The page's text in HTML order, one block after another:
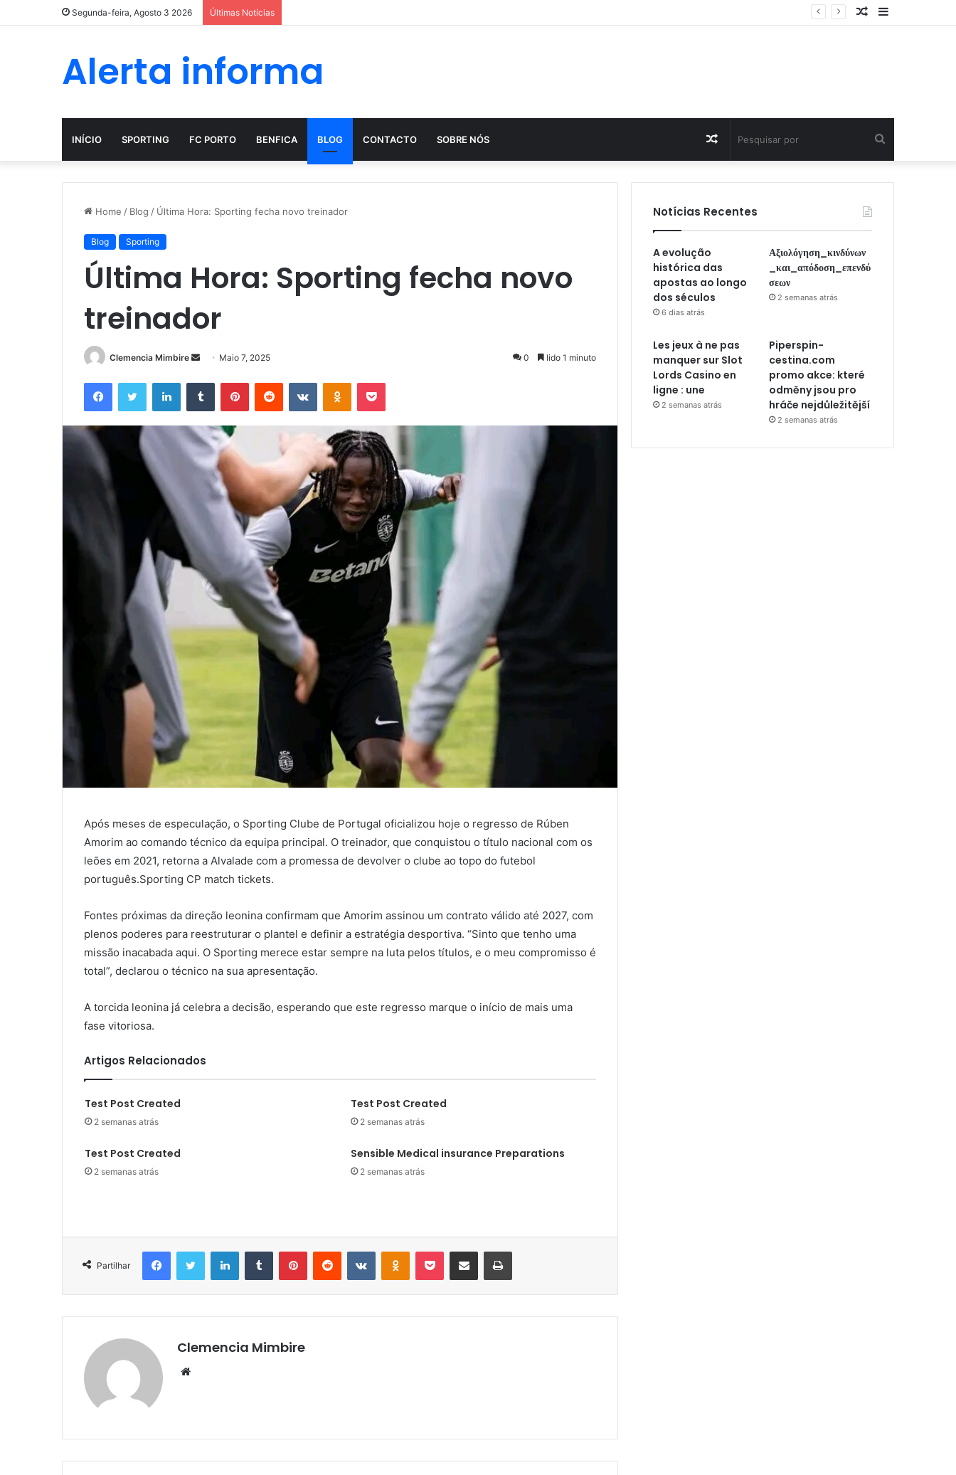
Segunda-feira, Agosto 3 2026 Últimas Notícias Sidebar
Artigo
Alerta informa
INÍCIO SPORTING FC PORTO BENFICA BLOG CONTACTO SOBRE NÓS
por
Artigo
Aleatório
Home / Blog / Última Hora: Sporting fecha novo treinador
Blog Sporting
Última Hora: Sporting fecha novo
treinador
Clemencia Mimbire
Send
email
Maio 7, 2025 0 lido 1 minuto
FacebookTwitter LinkedInTumblr PinterestReddit VKontakteOdnoklassniki
Pocket
Após meses de especulação, o Sporting Clube de Portugal oficializou hoje o regresso de Rúben
Amorim ao comando técnico da equipa principal. O treinador, que conquistou o título nacional com os
leões em 2021, retorna a Alvalade com a promessa de devolver o clube ao topo do futebol
português.Sporting CP match tickets.
Fontes próximas da direção leonina confirmam que Amorim assinou um contrato válido até 2027, com
plenos poderes para reestruturar o plantel e definir a estratégia desportiva. “Sinto que tenho uma
missão inacabada aqui. O Sporting merece estar sempre na luta pelos títulos, e o meu compromisso é
total”, declarou o técnico na sua apresentação.
A torcida leonina já celebra a decisão, esperando que este regresso marque o início de mais uma
fase vitoriosa.
Artigos Relacionados
Test Post Created
2 semanas atrás
Test Post Created
2 semanas atrás
Test Post Created
2 semanas atrás
Sensible Medical insurance Preparations
2 semanas atrás
Partilhar
FacebookTwitter LinkedInTumblr PinterestReddit VKontakteOdnoklassniki
Pocket Partilhar Via Email Imprimir
Clemencia Mimbire
Website
Notícias Recentes
A evolução
histórica das
apostas ao longo
dos séculos
6 dias atrás
Αξιολόγηση_κινδύνων
_και_απόδοση_επενδύ
σεων
2 semanas atrás
Les jeux à ne pas
manquer sur Slot
Lords Casino en
ligne : une
2 semanas atrás
Piperspin-
cestina.com
promo akce: které
odměny jsou pro
hráče nejdůležitější
2 semanas atrás